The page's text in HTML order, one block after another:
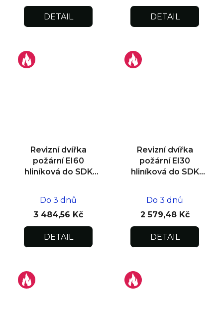
DETAIL DETAIL
Revizní dvířka
požární EI60
hliníková do SDK
Do 3 dnů
3 484,56 Kč
DETAIL
Revizní dvířka
požární EI30
hliníková do SDK
Do 3 dnů
2 579,48 Kč
DETAIL